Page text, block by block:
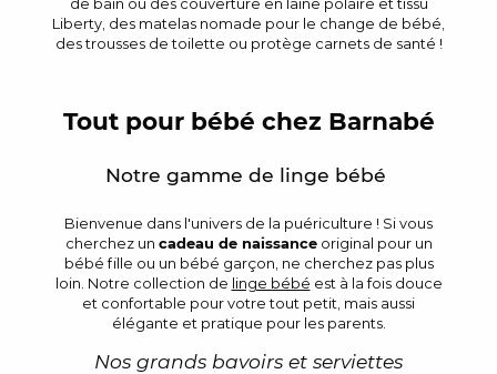
Liberty, des matelas nomade pour le change de bébé,
des trousses de toilette ou protège carnets de santé !
Tout pour bébé chez Barnabé
Notre gamme de linge bébé
Bienvenue dans l'univers de la puériculture ! Si vous
cherchez un cadeau de naissanceoriginal pour un
bébé fille ou un bébé garçon, ne cherchez pas plus
loin. Notre collection de linge bébé est à la fois douce
et confortable pour votre tout petit, mais aussi
élégante et pratique pour les parents.
Nos grands bavoirs et serviettes